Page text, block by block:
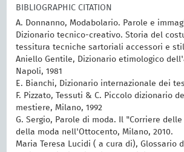
BIBLIOGRAPHIC CITATION
A. Donnanno, Modabolario. Parole e
Dizionario tecnico-creativo. Storia del
tessitura tecniche sartoriali accessori e
Aniello Gentile, Dizionario etimologico
Napoli, 1981
E. Bianchi, Dizionario internazionale dei
F. Pizzato, Tessuti & C. Piccolo dizionario
mestiere, Milano, 1992
G. Sergio, Parole di moda. Il "Corriere
della moda nell'Ottocento, Milano, 2010.
Maria Teresa Lucidi ( a cura di), Glossario